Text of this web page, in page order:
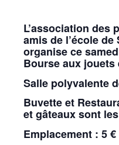
L’association des
amis de l’école de
organise ce
Bourse aux
Salle polyvalente
Buvette et
et gâteaux sont
Emplacement : 5 €